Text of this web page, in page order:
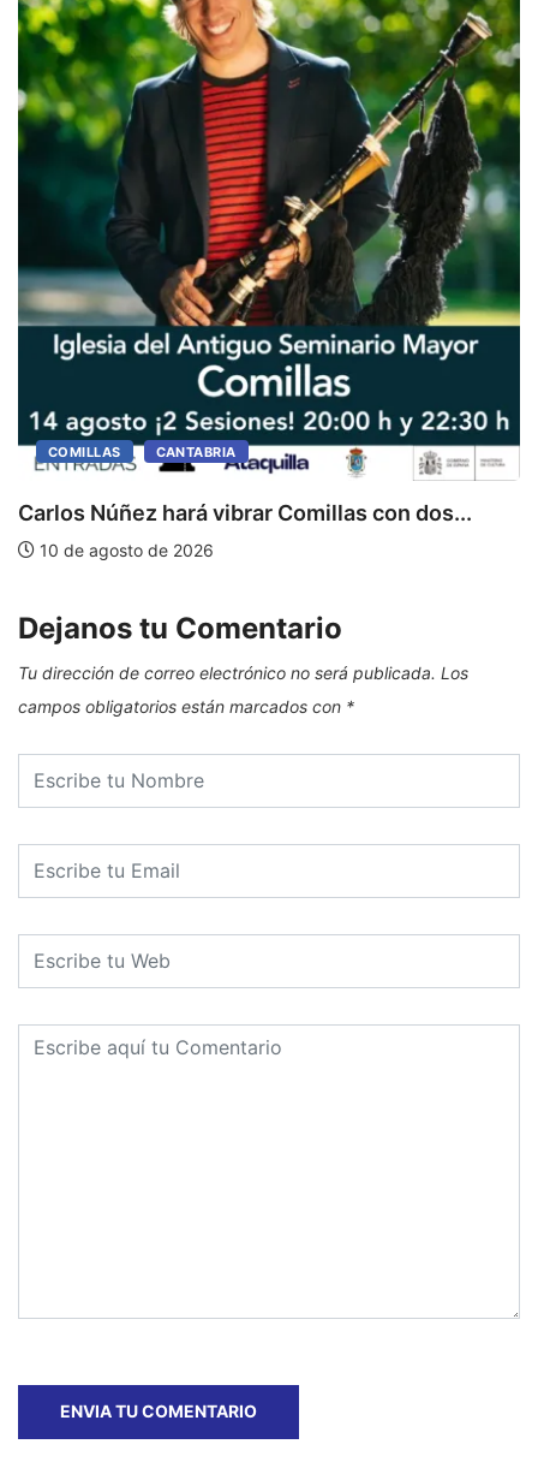
COMILLAS CANTABRIA
Carlos Núñez hará vibrar Comillas con dos...
10 de agosto de 2026
Dejanos tu Comentario
Tu dirección de correo electrónico no será publicada. Los
campos obligatorios están marcados con *